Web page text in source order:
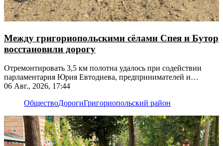
Между григориопольскими сёлами Спея и Бутор
восстановили дорогу
Отремонтировать 3,5 км полотна удалось при содействии
парламентария Юрия Евтодиева, предпринимателей и
жителей
06 Авг., 2026, 17:44
ОбществоДорогиГригориопольский район